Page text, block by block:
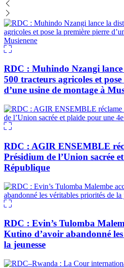
RDC : Muhindo Nzangi
500 tracteurs agricoles et
d’une usine de montage à
RDC : AGIR ENSEMBLE
Présidium de l’Union sacrée
République
RDC : Evin’s Tulomba
Kutino d’avoir abandonné
la jeunesse